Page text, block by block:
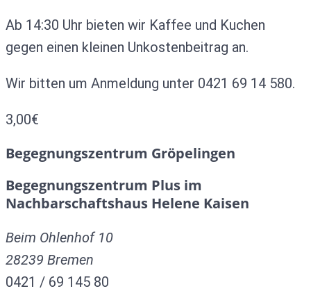
Ab 14:30 Uhr bieten wir Kaffee und Kuchen
gegen einen kleinen Unkostenbeitrag an.
Wir bitten um Anmeldung unter 0421 69 14 580.
3,00€
Begegnungszentrum Gröpelingen
Begegnungszentrum Plus im
Nachbarschaftshaus Helene Kaisen
Beim Ohlenhof 10
28239 Bremen
0421 / 69 145 80